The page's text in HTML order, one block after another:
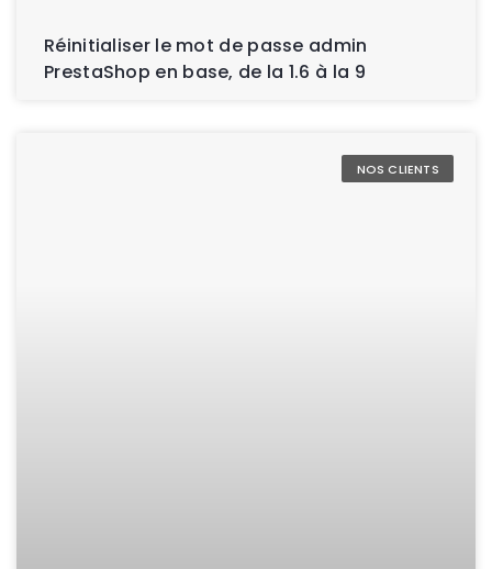
Réinitialiser le mot de passe admin
PrestaShop en base, de la 1.6 à la 9
NOS CLIENTS